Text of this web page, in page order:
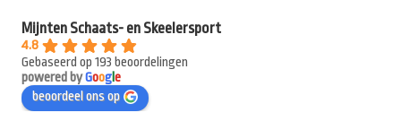
Mijnten Schaats- en Skeelersport
4.8
Gebaseerd op 193 beoordelingen
powered byGooge
beoordeel ons op